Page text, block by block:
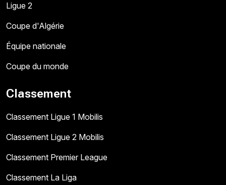
Ligue 2
Coupe d'Algérie
Équipe nationale
Coupe du monde
Classement
Classement Ligue 1 Mobilis
Classement Ligue 2 Mobilis
Classement Premier League
Classement La Liga